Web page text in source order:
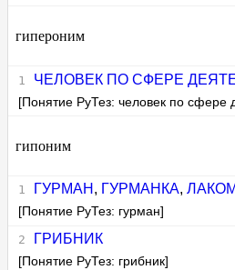
гипероним
ЧЕЛОВЕК ПО СФЕРЕ
[Понятие РуТез: человек по сфере
гипоним
ГУРМАН , ГУРМАНКА,
[Понятие РуТез: гурман]
ГРИБНИК
[Понятие РуТез: грибник]